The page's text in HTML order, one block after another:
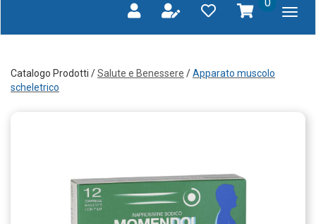
inseriti
Catalogo Prodotti /Salute e Benessere /Apparato muscolo
scheletrico